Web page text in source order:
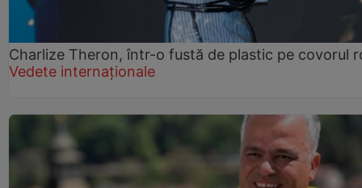
Charlize Theron, într-o fustă de plastic pe covorul
Vedete internaționale